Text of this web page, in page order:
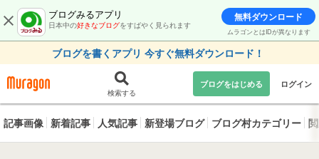
ブログみるアプリ
日本中の好きなブログをすばやく見られます
無料ダウンロード
ムラゴンとはIDが異なります
ブログを書くアプリ 今すぐ無料ダウンロード！
検索する
ブログをはじめる ログイン
記事画像 新着記事 人気記事 新登場ブログ ブログ村カテゴリー